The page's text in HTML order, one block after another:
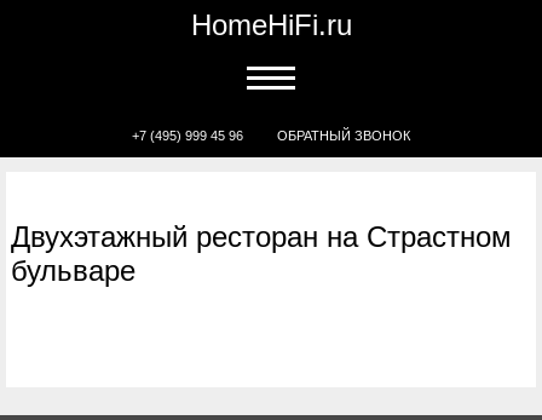
HomeHiFi.ru
+7 (495) 999 45 96 ОБРАТНЫЙ ЗВОНОК
Двухэтажный ресторан на Страстном
бульваре